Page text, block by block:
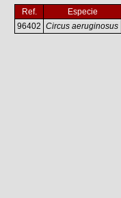
Ref. Especie
96402 Circus aeruginosus